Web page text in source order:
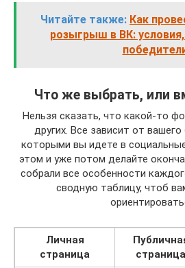
Читайте также: Как
розыгрыш в ВК:
Что же выбрать, или
Нельзя сказать, что какой-то
других. Все зависит от вашего
которыми вы идете в
этом и уже потом делайте
собрали все особенности
сводную таблицу, чтоб
Личная
страница
страница